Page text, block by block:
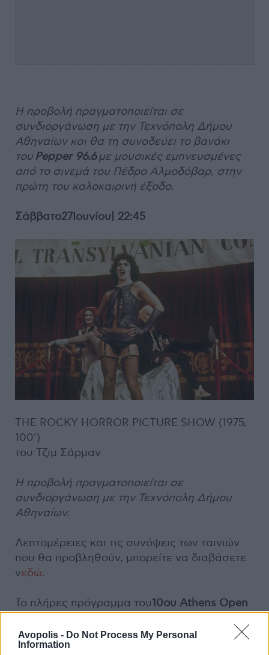
Avopolis - Do Not Process My Personal
Information
Η προβολή πραγματοποιείται σε
συνδιοργάνωση με την Τεχνόπολη Δήμου
Αθηναίων και θα τη συνοδεύει το βανάκι
του Pepper96.6με μουσικές εμπνευσμένες
από το σινεμά του Πέδρο Αλμοδόβαρ, στην
πρώτη του καλοκαιρινή έξοδο.
Σάββατο27Ιουνίου| 22:45
THE ROCKY HORROR PICTURE SHOW (1975,
100’)
του Τζιμ Σάρμαν
Η προβολή πραγματοποιείται σε
συνδιοργάνωση με την Τεχνόπολη Δήμου
Αθηναίων.
Λεπτομέρειες και τις συνόψεις των ταινιών
που θα προβληθούν, μπορείτε να διαβάσετε
vεδώ.
Το πλήρες πρόγραμμα του10ου Athens Open
μέρες. Προγραμματισμένες εκδηλώσεις
σεαγαπημένους